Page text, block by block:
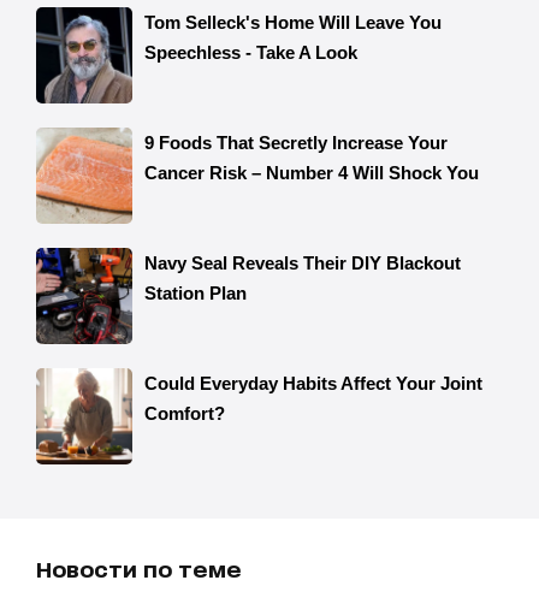
Новости по теме